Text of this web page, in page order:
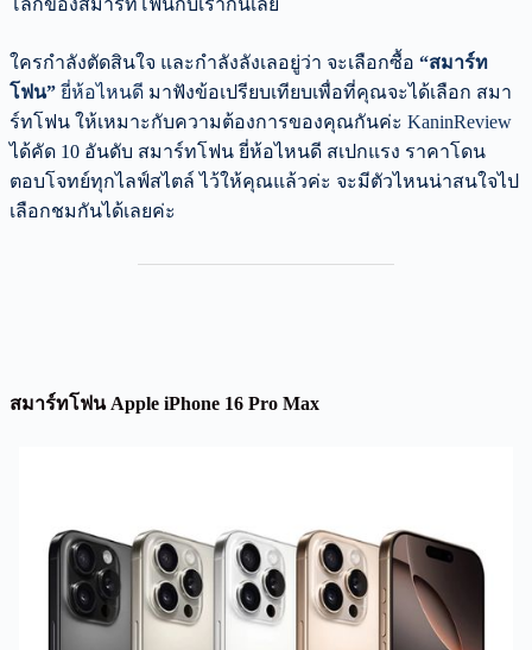
โลกของสมาร์ทโฟนกับเรากันเลย
ใครกำลังตัดสินใจ และกำลังลังเลอยู่ว่า จะเลือกซื้อ “สมาร์ท
โฟน” ยี่ห้อไหนดี มาฟังข้อเปรียบเทียบเพื่อที่คุณจะได้เลือก สมา
ร์ทโฟน ให้เหมาะกับความต้องการของคุณกันค่ะ KaninReview
ได้คัด 10 อันดับ สมาร์ทโฟน ยี่ห้อไหนดี สเปกแรง ราคาโดน
ตอบโจทย์ทุกไลฟ์สไตล์ ไว้ให้คุณแล้วค่ะ จะมีตัวไหนน่าสนใจไป
เลือกชมกันได้เลยค่ะ
สมาร์ทโฟน Apple iPhone 16 Pro Max